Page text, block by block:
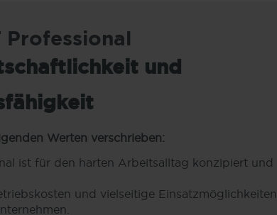
Professional
und
Werten verschrieben:
ist für den harten Arbeitsalltag konzipiert und
und vielseitige Einsatzmöglichkeiten